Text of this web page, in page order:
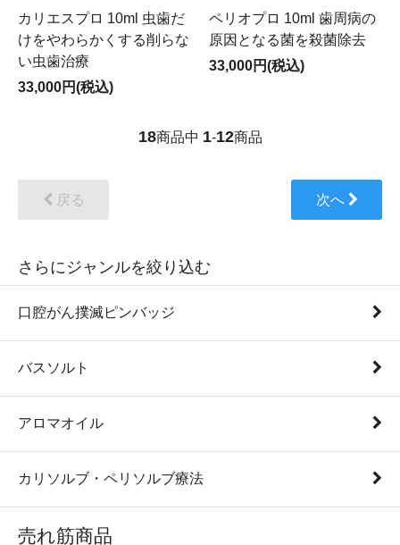
カリエスプロ 10ml 虫歯だ
けをやわらかくする削らな
い虫歯治療
33,000円(税込)
ペリオプロ 10ml 歯周病の
原因となる菌を殺菌除去
33,000円(税込)
18商品中 1-12商品
戻る 次へ
さらにジャンルを絞り込む
口腔がん撲滅ピンバッジ
バスソルト
アロマオイル
カリソルブ・ペリソルブ療法
売れ筋商品